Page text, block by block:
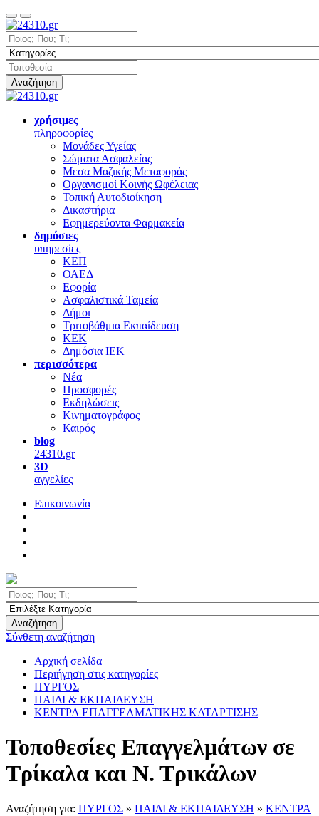
Αναζήτηση
χρήσιμες
πληροφορίες
Μονάδες Υγείας
Σώματα Ασφαλείας
Μεσα Μαζικής Μεταφοράς
Οργανισμοί Κοινής Ωφέλειας
Τοπική Αυτοδιοίκηση
Δικαστήρια
Εφημερεύοντα Φαρμακεία
δημόσιες
υπηρεσίες
ΚΕΠ
ΟΑΕΔ
Εφορία
Ασφαλιστικά Ταμεία
Δήμοι
Τριτοβάθμια Εκπαίδευση
ΚΕΚ
Δημόσια ΙΕΚ
περισσότερα
Νέα
Προσφορές
Εκδηλώσεις
Κινηματογράφος
Καιρός
blog
24310.gr
3D
αγγελίες
Επικοινωνία
Αναζήτηση
Σύνθετη αναζήτηση
Αρχική σελίδα
Περιήγηση στις κατηγορίες
ΠΥΡΓΟΣ
ΠΑΙΔΙ & ΕΚΠΑΙΔΕΥΣΗ
ΚΕΝΤΡΑ ΕΠΑΓΓΕΛΜΑΤΙΚΗΣ ΚΑΤΑΡΤΙΣΗΣ
Τοποθεσίες Επαγγελμάτων σε
Τρίκαλα και Ν. Τρικάλων
Αναζήτηση για: ΠΥΡΓΟΣ » ΠΑΙΔΙ & ΕΚΠΑΙΔΕΥΣΗ » ΚΕΝΤΡΑ